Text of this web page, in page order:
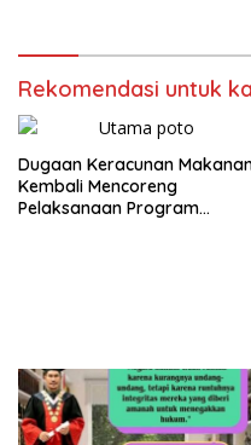
Rekomendasi untuk
Dugaan Keracunan
Kembali Mencoreng
Pelaksanaan Program